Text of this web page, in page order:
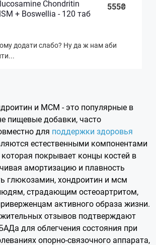
Chondritin
+ Boswellia - 120 таб
555₴
додати слабо? Ну да ж нам аби
и МСМ - это популярные в
пищевые добавки, часто
для поддержки здоровья
естественными компонентами
покрывает концы костей в
амортизацию и плавность
глюкозамин, хондроитин и мсм
страдающим остеоартритом,
активного образа жизни.
отзывов подтверждают
для облегчения состояния при
опорно-связочного аппарата,